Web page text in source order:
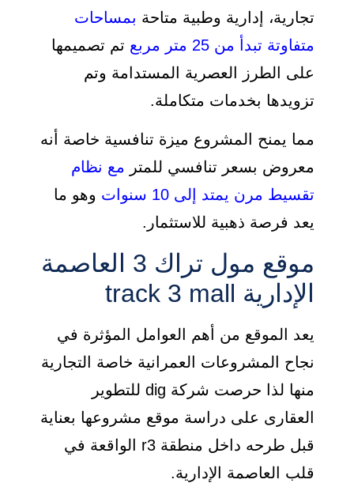
تجارية، إدارية وطبية متاحة بمساحات
متفاوتة تبدأ من 25 متر مربع
تم تصميمها
على الطرز العصرية المستدامة وتم
تزويدها بخدمات متكاملة.
مما يمنح المشروع ميزة تنافسية خاصة أنه
معروض بسعر تنافسي للمتر مع نظام
تقسيط مرن يمتد إلى 10 سنوات
وهو ما
يعد فرصة ذهبية للاستثمار.
موقع مول تراك 3 العاصمة
الإدارية track 3 mall
يعد الموقع من أهم العوامل المؤثرة في
نجاح المشروعات العمرانية خاصة التجارية
منها لذا حرصت شركة dig للتطوير
العقارى على دراسة موقع مشروعها بعناية
قبل طرحه داخل منطقة r3 الواقعة في
قلب العاصمة الإدارية.